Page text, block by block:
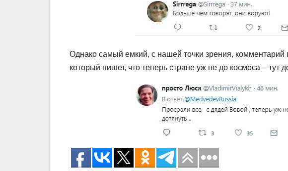
Однако самый емкий, с нашей точки зрения, комментарий
который пишет, что теперь стране уж не до космоса – тут